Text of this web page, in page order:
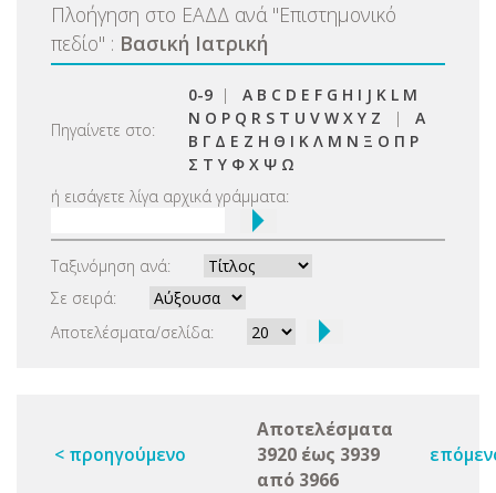
Πλοήγηση στο ΕΑΔΔ ανά "Επιστημονικό
πεδίο" : Βασική Ιατρική
Πηγαίνετε στο:
0-9 | A B C D E F G H I J K L M
N O P Q R S T U V W X Y Z | Α
Β Γ Δ Ε Ζ Η Θ Ι Κ Λ Μ Ν Ξ Ο Π Ρ
Σ Τ Υ Φ Χ Ψ Ω
ή εισάγετε λίγα αρχικά γράμματα:
Ταξινόμηση ανά:
Σε σειρά:
Αποτελέσματα/σελίδα:
< προηγούμενο
Αποτελέσματα
3920 έως 3939
από 3966